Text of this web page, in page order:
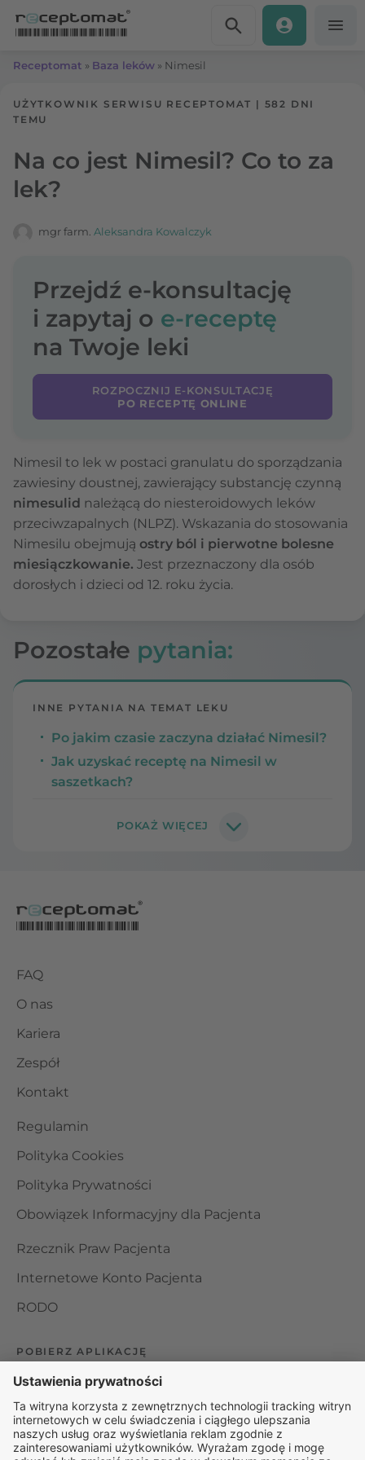
Receptomat » Baza leków » Nimesil
UŻYTKOWNIK SERWISU RECEPTOMAT | 582 DNI
TEMU
Na co jest Nimesil? Co to za
lek?
mgr farm. Aleksandra Kowalczyk
Przejdź e-konsultację
i zapytaj o e-receptę
na Twoje leki
ROZPOCZNIJ E-KONSULTACJĘ
PO RECEPTĘ ONLINE
Nimesil to lek w postaci granulatu do sporządzania
zawiesiny doustnej, zawierający substancję czynną
nimesulid należącą do niesteroidowych leków
przeciwzapalnych (NLPZ). Wskazania do stosowania
Nimesilu obejmują ostry ból i pierwotne bolesne
miesiączkowanie. Jest przeznaczony dla osób
dorosłych i dzieci od 12. roku życia.
Pozostałe pytania:
INNE PYTANIA NA TEMAT LEKU
Po jakim czasie zaczyna działać Nimesil?
Jak uzyskać receptę na Nimesil w
saszetkach?
FAQ
O nas
Kariera
Zespół
Kontakt
Regulamin
Polityka Cookies
Polityka Prywatności
Obowiązek Informacyjny dla Pacjenta
Rzecznik Praw Pacjenta
Internetowe Konto Pacjenta
RODO
POBIERZ APLIKACJĘ
Organizator udzielania świadczeń telemedycznych jest
podmiotem leczniczym w rozumieniu ustawy z dnia 15